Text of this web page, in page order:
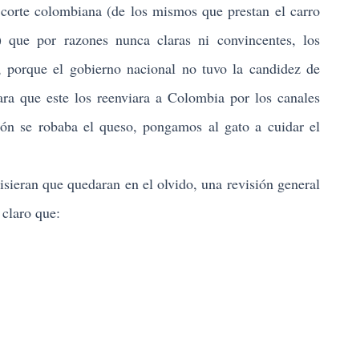
colombiana (de los mismos que prestan el carro
por razones nunca claras ni convincentes, los
porque el gobierno nacional no tuvo la candidez de
que este los reenviara a Colombia por los canales
se robaba el queso, pongamos al gato a cuidar el
que quedaran en el olvido, una revisión general
que: